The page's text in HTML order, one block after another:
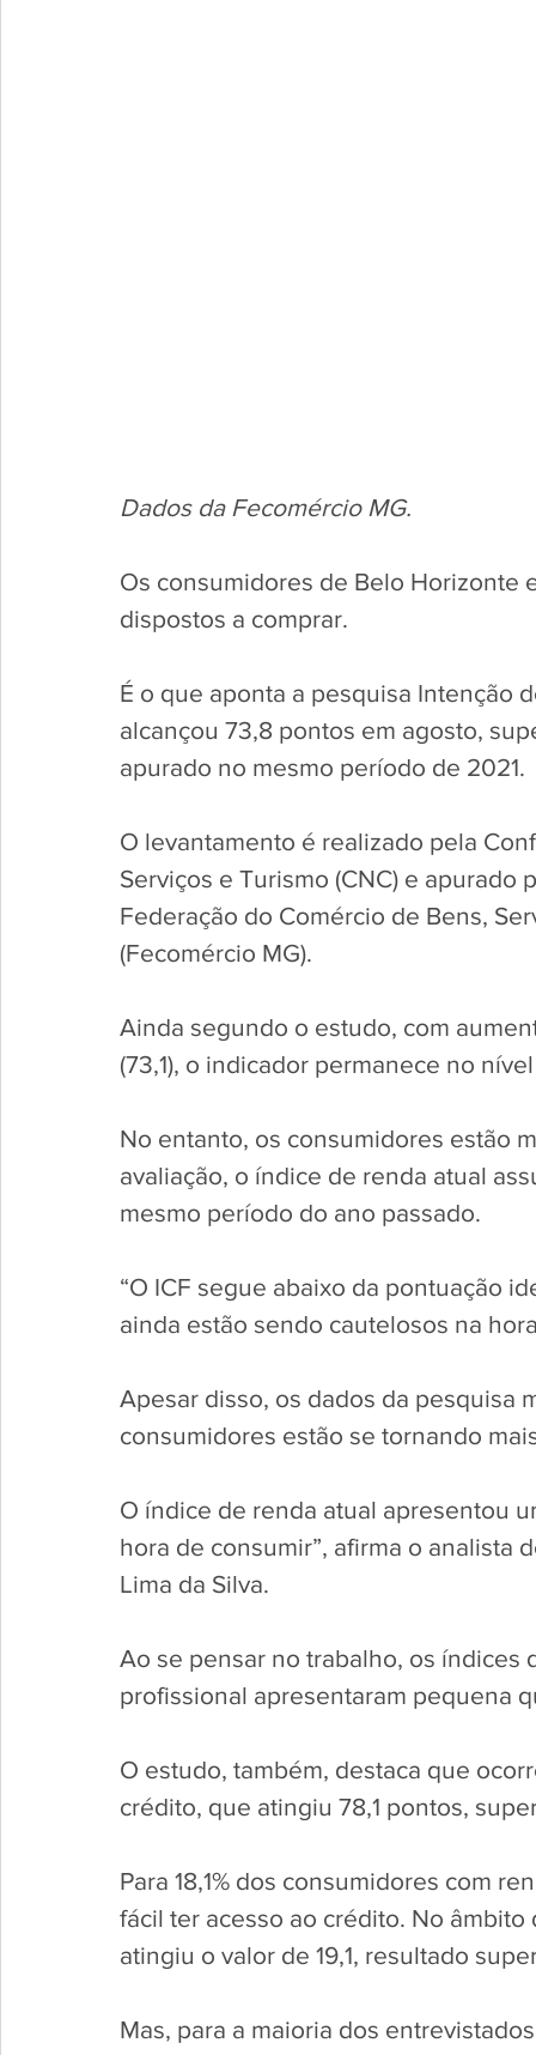
Dados da Fecomércio MG.
Os consumidores de Belo Horizonte
dispostos a comprar.
É o que aponta a pesquisa Intenção
alcançou 73,8 pontos em agosto,
apurado no mesmo período de 2021.
O levantamento é realizado pela
Serviços e Turismo (CNC) e
Federação do Comércio de Bens,
(Fecomércio MG).
Ainda segundo o estudo, com
(73,1), o indicador permanece no
No entanto, os consumidores estão
avaliação, o índice de renda atual
mesmo período do ano passado.
“O ICF segue abaixo da pontuação
ainda estão sendo cautelosos na
Apesar disso, os dados da pesquisa
consumidores estão se tornando
O índice de renda atual apresentou
hora de consumir”, afirma o analista
Lima da Silva.
Ao se pensar no trabalho, os
profissional apresentaram pequena
O estudo, também, destaca que
crédito, que atingiu 78,1 pontos,
Para 18,1% dos consumidores com
fácil ter acesso ao crédito. No
atingiu o valor de 19,1, resultado
Mas, para a maioria dos